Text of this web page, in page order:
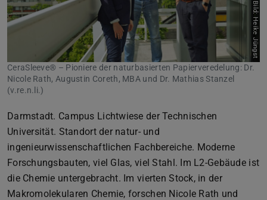
Bild: Heike Jüngst
CeraSleeve® – Pioniere der naturbasierten Papierveredelung: Dr.
Nicole Rath, Augustin Coreth, MBA und Dr. Mathias Stanzel
(v.re.n.li.)
Darmstadt. Campus Lichtwiese der Technischen
Universität. Standort der natur- und
ingenieurwissenschaftlichen Fachbereiche. Moderne
Forschungsbauten, viel Glas, viel Stahl. Im L2-Gebäude ist
die Chemie untergebracht. Im vierten Stock, in der
Makromolekularen Chemie, forschen Nicole Rath und